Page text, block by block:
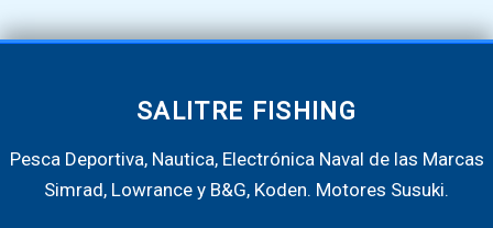
SALITRE FISHING
Pesca Deportiva, Nautica, Electrónica Naval de las Marcas
Simrad, Lowrance y B&G, Koden. Motores Susuki.